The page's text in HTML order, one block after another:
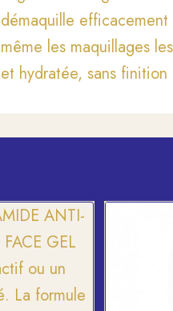
démaquille
même les maquillages
et hydratée, sans finition